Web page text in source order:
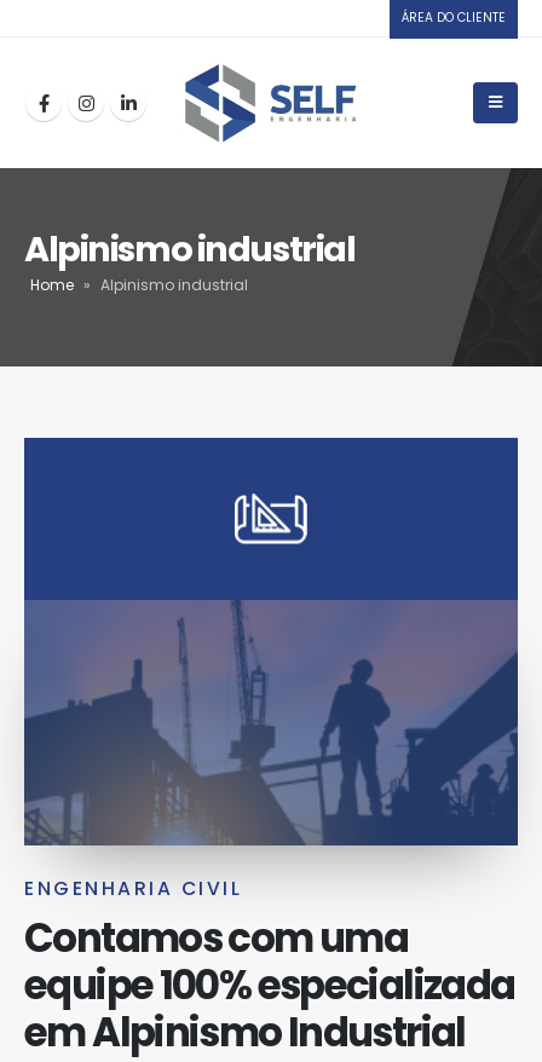
ÁREA DO CLIENTE
Alpinismo industrial
Home » Alpinismo industrial
ENGENHARIA CIVIL
Contamos com uma
equipe 100% especializada
em Alpinismo Industrial